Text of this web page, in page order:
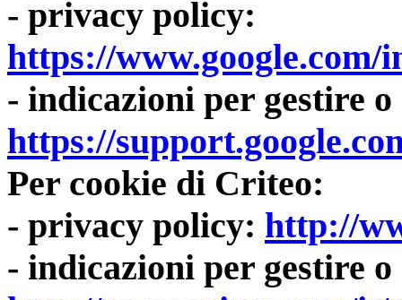
- privacy policy:
https://
- indicazioni per gestire
https://
Per cookie di Criteo:
- privacy policy: http://
- indicazioni per gestire